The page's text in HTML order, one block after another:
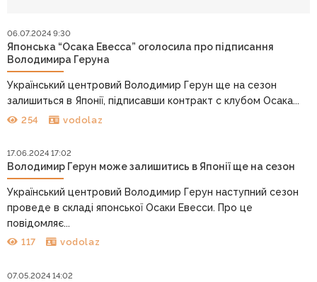
06.07.2024 9:30
Японська “Осака Евесса” оголосила про підписання
Володимира Геруна
Український центровий Володимир Герун ще на сезон
залишиться в Японії, підписавши контракт с клубом Осака...
254 vodolaz
17.06.2024 17:02
Володимир Герун може залишитись в Японії ще на сезон
Український центровий Володимир Герун наступний сезон
проведе в складі японської Осаки Евесси. Про це
повідомляє...
117 vodolaz
07.05.2024 14:02